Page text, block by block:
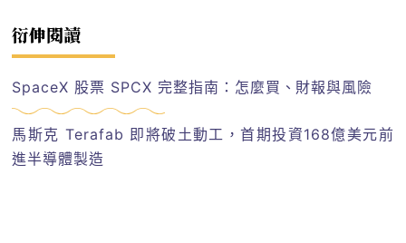
衍伸閱讀
SpaceX 股票 SPCX 完整指南：怎麼買、財報與風險
馬斯克 Terafab 即將破土動工，首期投資168億美元前
進半導體製造